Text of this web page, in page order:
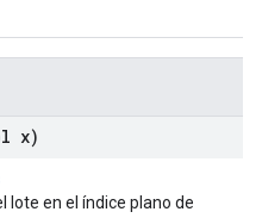
x)
lote en el índice plano de